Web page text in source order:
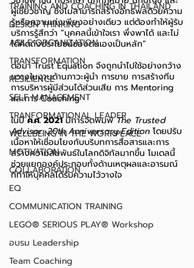
TRAINING AND COACHING IN THAILAND
DESIGN THINKING
AGILE ORGANIZATION
TRANSFORMATION
RESILIENCE
SELF MANAGEMENT
TRANFORMATIONAL LEADER
WELLBEING IN THE WORKPLACE
MOTIVATION
COLLABORATION
EQ
COMMUNICATION TRAINING
LEGO® SERIOUS PLAY® Workshop
อบรม Leadership
Team Coaching
ผู้เชี่ยวชาญ ซึ่งไม่สามารถสร้างอิทธิพลด้วยความ
รู้หรือความเก่งเพียงอย่างเดียว แต่ต้องทำให้ผู้รับ
บริการรู้สึกว่า “บุคคลนี้เข้าใจเรา พึ่งพาได้ และไม่
ได้คิดถึงประโยชน์ของตนเองเป็นหลัก”
ต่อมา Trust Equation จึงถูกนำไปใช้อย่างกว้าง
ขวางในงานด้านภาวะผู้นำ การขาย การสร้างทีม
การบริหารผู้มีส่วนได้ส่วนเสีย การ Mentoring
และการ Coaching
ในปี ค.ศ. 2021 มีการจัดพิมพ์ The Trusted
Advisor: 20th Anniversary Edition โดยปรับ
เนื้อหาให้เชื่อมโยงกับบริบทการสื่อสารและการ
สร้างความสัมพันธ์ในโลกดิจิทัลมากขึ้น โมเดลนี้
ช่วยแยกองค์ประกอบทั้งด้านเหตุผลและอารมณ์
ที่ทำให้บุคคลได้รับความไว้วางใจ